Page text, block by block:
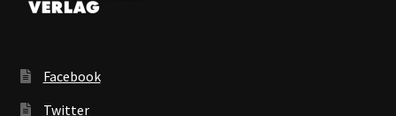
Facebook
Twitter